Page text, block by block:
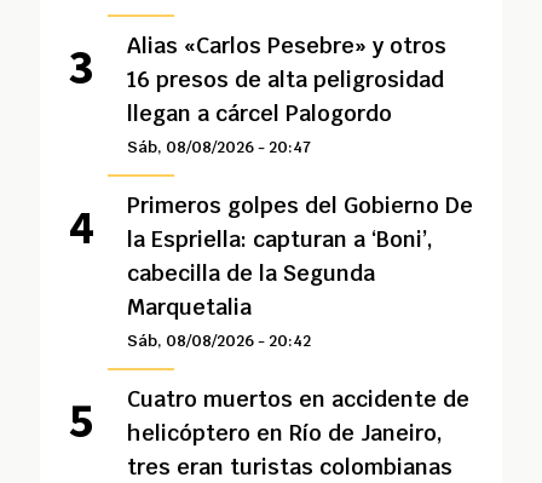
Alias «Carlos Pesebre» y otros
16 presos de alta peligrosidad
llegan a cárcel Palogordo
Sáb, 08/08/2026 - 20:47
Primeros golpes del Gobierno De
la Espriella: capturan a ‘Boni’,
cabecilla de la Segunda
Marquetalia
Sáb, 08/08/2026 - 20:42
Cuatro muertos en accidente de
helicóptero en Río de Janeiro,
tres eran turistas colombianas